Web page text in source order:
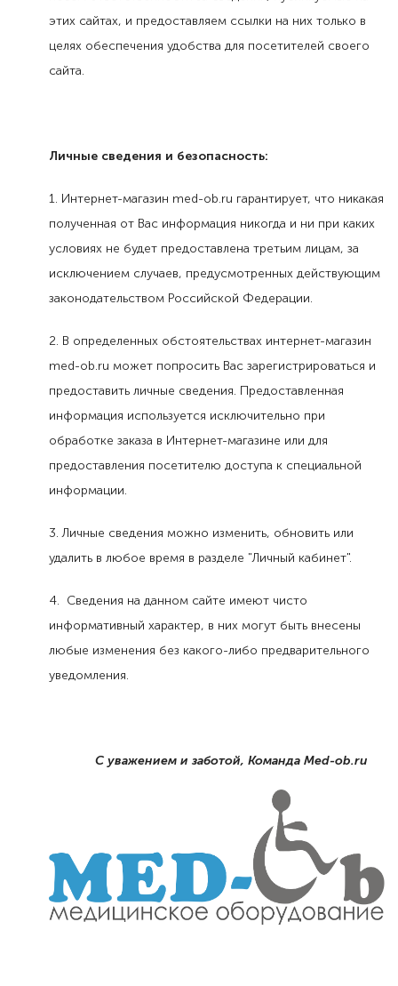
этих сайтах, и предоставляем ссылки на них только в
целях обеспечения удобства для посетителей своего
сайта.
Личные сведения и безопасность:
1. Интернет-магазин med-ob.ru гарантирует, что никакая
полученная от Вас информация никогда и ни при каких
условиях не будет предоставлена третьим лицам, за
исключением случаев, предусмотренных действующим
законодательством Российской Федерации.
2. В определенных обстоятельствах интернет-магазин
med-ob.ru может попросить Вас зарегистрироваться и
предоставить личные сведения. Предоставленная
информация используется исключительно при
обработке заказа в Интернет-магазине или для
предоставления посетителю доступа к специальной
информации.
3. Личные сведения можно изменить, обновить или
удалить в любое время в разделе "Личный кабинет".
4. Сведения на данном сайте имеют чисто
информативный характер, в них могут быть внесены
любые изменения без какого-либо предварительного
уведомления.
С уважением и заботой, Команда Med-ob.ru